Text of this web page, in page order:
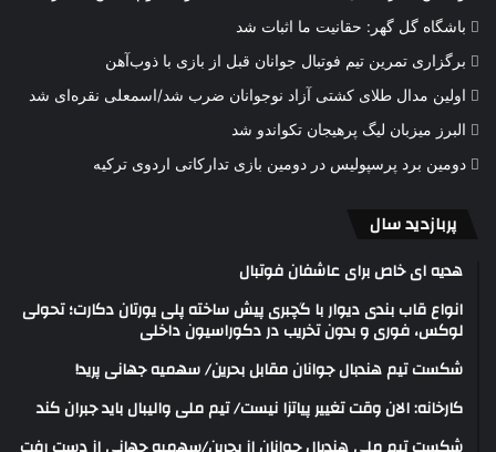
باشگاه گل گهر: حقانیت ما اثبات شد
برگزاری تمرین تیم فوتبال جوانان قبل از بازی با ذوب‌آهن
اولین مدال طلای کشتی آزاد نوجوانان ضرب شد/اسمعلی نقره‌ای شد
البرز میزبان لیگ پرهیجان تکواندو شد
دومین برد پرسپولیس در دومین بازی تدارکاتی اردوی ترکیه
پربازدید سال
هدیه ای خاص برای عاشفان فوتبال
انواع قاب بندی دیوار با گچبری پیش ساخته پلی یورتان دکارت؛ تحولی
لوکس، فوری و بدون تخریب در دکوراسیون داخلی
شکست تیم هندبال جوانان مقابل بحرین/ سهمیه جهانی پرید!
کارخانه: الان وقت تغییر پیاتزا نیست/ تیم ملی والیبال باید جبران کند